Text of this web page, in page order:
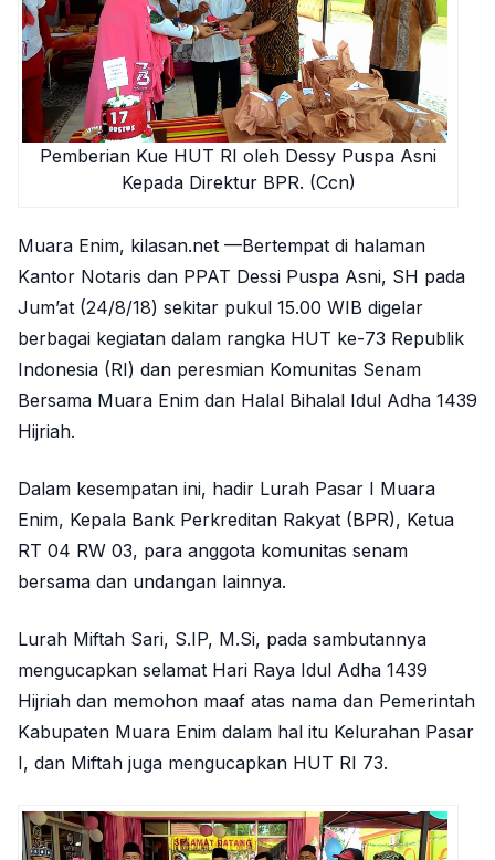
Pemberian Kue HUT RI oleh Dessy Puspa Asni
Kepada Direktur BPR. (Ccn)
Muara Enim, kilasan.net —Bertempat di halaman
Kantor Notaris dan PPAT Dessi Puspa Asni, SH pada
Jum’at (24/8/18) sekitar pukul 15.00 WIB digelar
berbagai kegiatan dalam rangka HUT ke-73 Republik
Indonesia (RI) dan peresmian Komunitas Senam
Bersama Muara Enim dan Halal Bihalal Idul Adha 1439
Hijriah.
Dalam kesempatan ini, hadir Lurah Pasar I Muara
Enim, Kepala Bank Perkreditan Rakyat (BPR), Ketua
RT 04 RW 03, para anggota komunitas senam
bersama dan undangan lainnya.
Lurah Miftah Sari, S.IP, M.Si, pada sambutannya
mengucapkan selamat Hari Raya Idul Adha 1439
Hijriah dan memohon maaf atas nama dan Pemerintah
Kabupaten Muara Enim dalam hal itu Kelurahan Pasar
I, dan Miftah juga mengucapkan HUT RI 73.